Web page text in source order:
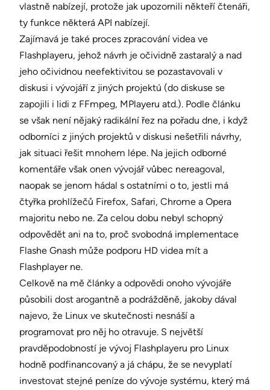
vlastně nabízejí, protože jak upozornili někteří čtenáři,
ty funkce některá API nabízejí.
Zajímavá je také proces zpracování videa ve
Flashplayeru, jehož návrh je očividně zastaralý a nad
jeho očividnou neefektivitou se pozastavovali v
diskusi i vývojáří z jiných projektú (do diskuse se
zapojili i lidi z FFmpeg, MPlayeru atd.). Podle článku
se však není nějaký radikální řez na pořadu dne, i když
odborníci z jiných projektů v diskusi nešetřili návrhy,
jak situaci řešit mnohem lépe. Na jejich odborné
komentáře však onen vývojář vůbec nereagoval,
naopak se jenom hádal s ostatními o to, jestli má
čtyřka prohlížečů Firefox, Safari, Chrome a Opera
majoritu nebo ne. Za celou dobu nebyl schopný
odpovědět ani na to, proč svobodná implementace
Flashe Gnash může podporu HD videa mít a
Flashplayer ne.
Celkově na mě články a odpovědi onoho vývojáře
působili dost arogantně a podrážděně, jakoby dával
najevo, že Linux ve skutečnosti nesnáší a
programovat pro něj ho otravuje. S největší
pravděpodobností je vývoj Flashplayeru pro Linux
hodně podfinancovaný a já chápu, že se nevyplatí
investovat stejné peníze do vývoje systému, který má